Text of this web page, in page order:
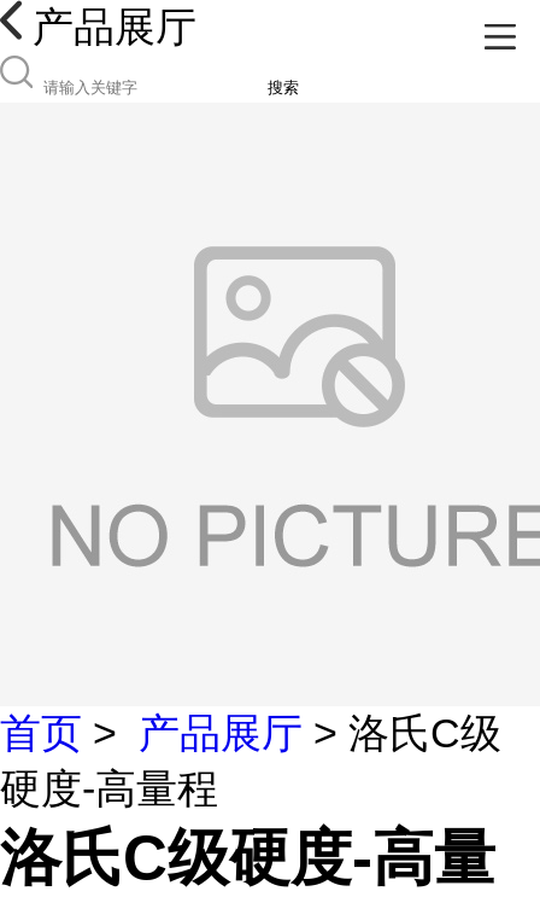
产品展厅
搜索
首页 > 产品展厅 > 洛氏C级
硬度-高量程
洛氏C级硬度-高量